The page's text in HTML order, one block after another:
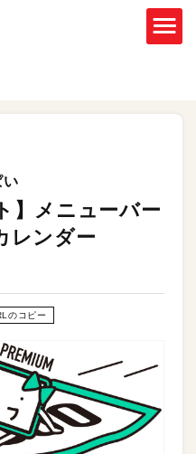
い
】メニューバー
レンダー
のコピー